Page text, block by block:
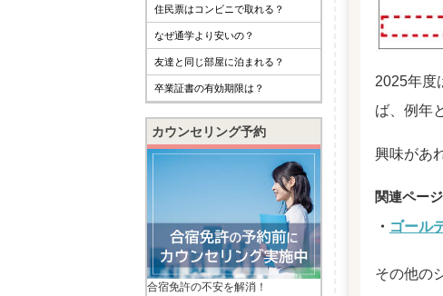
2025年度
ば、例年
興味があ
ゴール
その他の
住民票はコンビニで取れる？
なぜ通学より安いの？
友達と同じ部屋に泊まれる？
卒業証書の有効期限は？
カウンセリング予約
合宿免許の不安を解消！